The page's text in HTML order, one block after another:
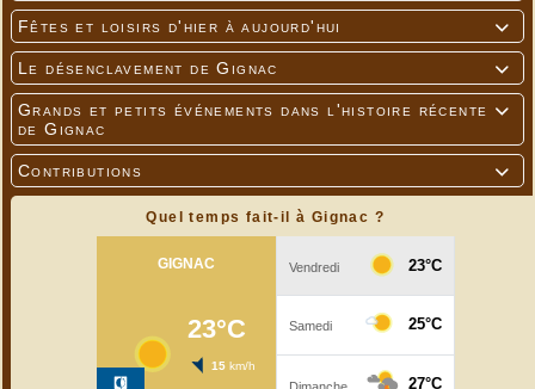

Fêtes et loisirs d'hier à aujourd'hui

Le désenclavement de Gignac

Grands et petits événements dans l'histoire récente
de Gignac

Contributions
Quel temps fait-il à Gignac ?